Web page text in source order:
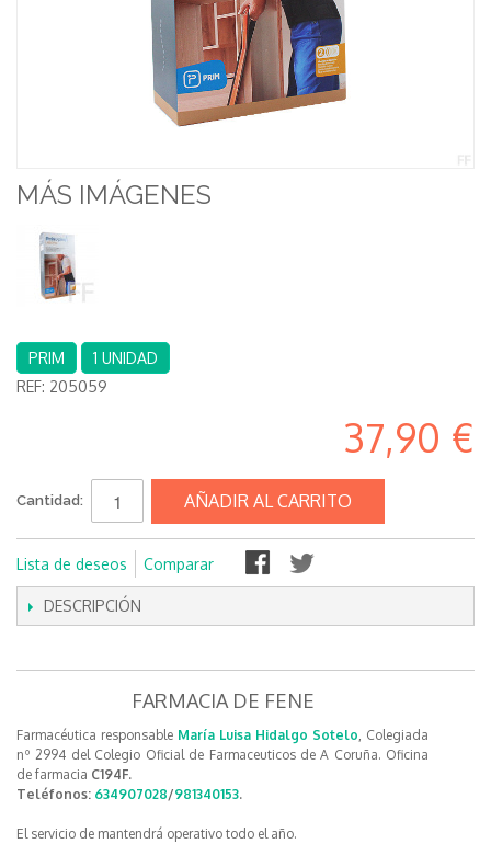
MÁS IMÁGENES
PRIM
1 UNIDAD
REF: 205059
37,90 €
Cantidad: AÑADIR AL CARRITO
Lista de deseos Comparar
DESCRIPCIÓN
FARMACIA DE FENE
Farmacéutica responsable María Luisa Hidalgo Sotelo, Colegiada
nº 2994 del Colegio Oficial de Farmaceuticos de A Coruña. Oficina
de farmacia C194F.
Teléfonos: 634907028/981340153.
El servicio de mantendrá operativo todo el año.